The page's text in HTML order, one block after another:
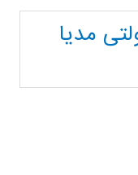
مدیا